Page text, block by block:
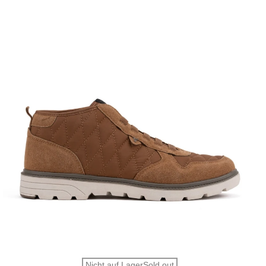
Vorschau